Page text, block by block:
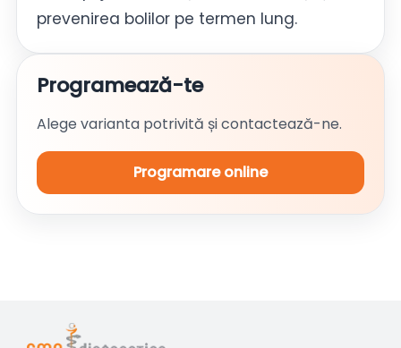
prevenirea bolilor pe termen lung.
Programează-te
Alege varianta potrivită și contactează-ne.
Programare online